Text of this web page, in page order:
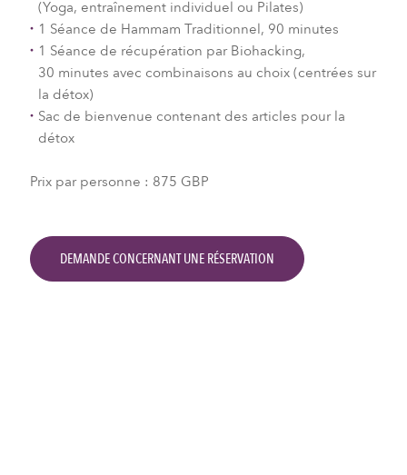
(Yoga, entraînement individuel ou Pilates)
1 Séance de Hammam Traditionnel, 90 minutes
1 Séance de récupération par Biohacking,
30 minutes avec combinaisons au choix (centrées sur
la détox)
Sac de bienvenue contenant des articles pour la
détox
Prix par personne : 875 GBP
DEMANDE CONCERNANT UNE RÉSERVATION